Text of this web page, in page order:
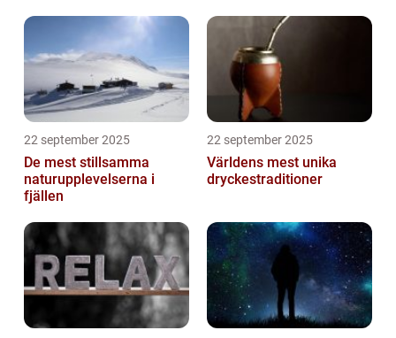
22 september 2025
De mest stillsamma
naturupplevelserna i
fjällen
22 september 2025
Världens mest unika
dryckestraditioner